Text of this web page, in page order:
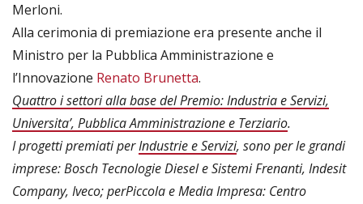
Merloni.
Alla cerimonia di premiazione era presente anche il
Ministro per la Pubblica Amministrazione e
l’Innovazione Renato Brunetta.
Quattro i settori alla base del Premio: Industria e Servizi,
Universita’, Pubblica Amministrazione e Terziario.
I progetti premiati perIndustrie e Servizi, sono per le grandi
imprese: Bosch Tecnologie Diesel e Sistemi Frenanti, Indesit
Company, Iveco; perPiccola e Media Impresa: Centro